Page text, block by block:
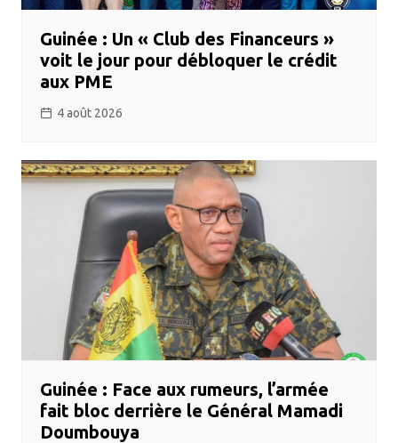
Guinée : Un « Club des Financeurs »
voit le jour pour débloquer le crédit
aux PME
4 août 2026
Guinée : Face aux rumeurs, l’armée
fait bloc derrière le Général Mamadi
Doumbouya